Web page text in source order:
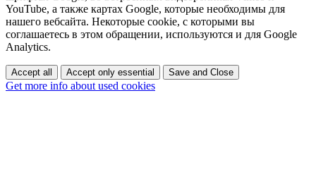
YouTube, а также картах Google, которые необходимы для
нашего вебсайта. Некоторые cookie, с которыми вы
соглашаетесь в этом обращении, используются и для Google
Analytics.
Accept all Accept only essential Save and Close
Get more info about used cookies